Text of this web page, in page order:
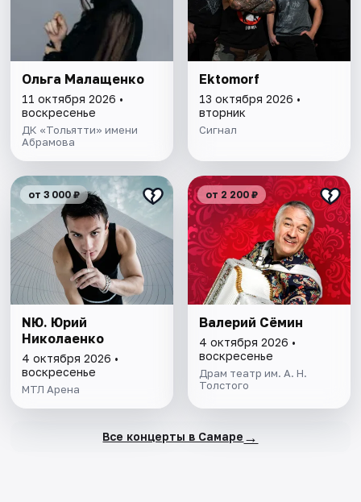
Ольга Малащенко
11 октября 2026 •
воскресенье
ДК «Тольятти» имени
Абрамова
Ektomorf
13 октября 2026 •
вторник
Сигнал
от 3 000 ₽
NЮ. Юрий
Николаенко
4 октября 2026 •
воскресенье
МТЛ Арена
от 2 200 ₽
Валерий Сёмин
4 октября 2026 •
воскресенье
Драм театр им. А. Н.
Толстого
Все концерты в Самаре →